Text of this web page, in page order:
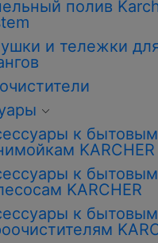
полив
и тележки
к бытовым
KARCHER
к бытовым
KARCHER
к бытовым